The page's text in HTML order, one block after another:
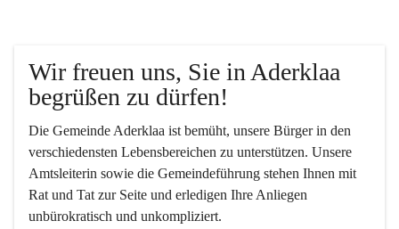
Wir freuen uns, Sie in Aderklaa
begrüßen zu dürfen!
Die Gemeinde Aderklaa ist bemüht, unsere Bürger in den
verschiedensten Lebensbereichen zu unterstützen. Unsere
Amtsleiterin sowie die Gemeindeführung stehen Ihnen mit
Rat und Tat zur Seite und erledigen Ihre Anliegen
unbürokratisch und unkompliziert.